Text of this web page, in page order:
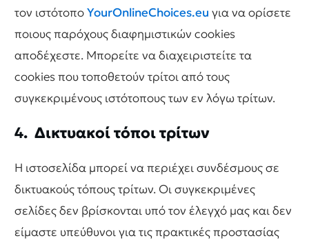
τον ιστότοποYourOnlineChoices.eu για να ορίσετε
ποιους παρόχους διαφημιστικών cookies
αποδέχεστε. Μπορείτε να διαχειριστείτε τα
cookies που τοποθετούν τρίτοι από τους
συγκεκριμένους ιστότοπους των εν λόγω τρίτων.
4. Δικτυακοί τόποι τρίτων
Η ιστοσελίδα μπορεί να περιέχει συνδέσμους σε
δικτυακούς τόπους τρίτων. Οι συγκεκριμένες
σελίδες δεν βρίσκονται υπό τον έλεγχό μας και δεν
είμαστε υπεύθυνοι για τις πρακτικές προστασίας